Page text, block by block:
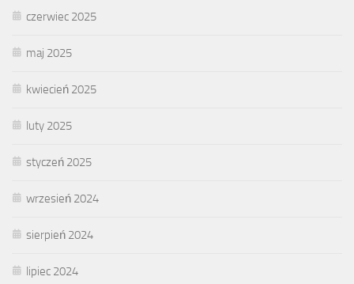
czerwiec 2025
maj 2025
kwiecień 2025
luty 2025
styczeń 2025
wrzesień 2024
sierpień 2024
lipiec 2024